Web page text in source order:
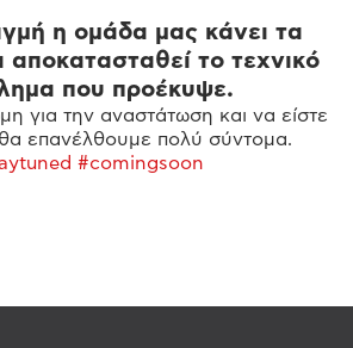
η ομάδα μας κάνει τα
αποκατασταθεί το τεχνικό
που προέκυψε.
για την αναστάτωση και να είστε
θα επανέλθουμε πολύ σύντομα.
#comingsoon